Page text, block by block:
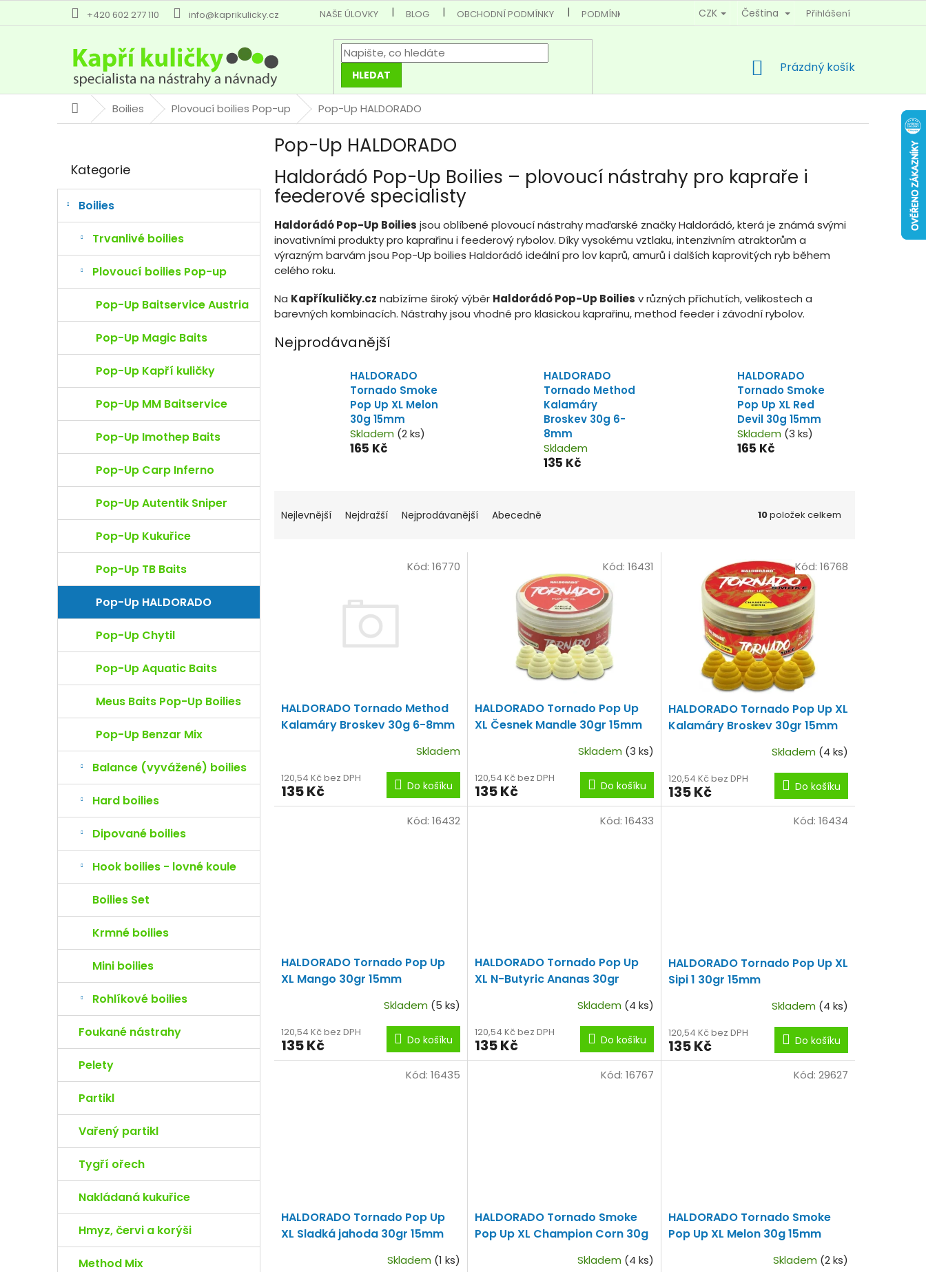
+420 602 277 110 info@kaprikulicky.cz NAŠE ÚLOVKY BLOG OBCHODNÍ PODMÍNKY PODMÍNKY OCHRANY OSOBNÍCH ÚDAJŮ KONTAKTY
CZK Čeština Přihlášení
HLEDAT
NÁKUPNÍ
Prázdný košík
DomůBoilies Plovoucí boilies Pop-up Pop-Up HALDORADO
r
n
í
l
kategorie
Kategorie
Boilies
Trvanlivé boilies
Plovoucí boilies Pop-up
Pop-Up Baitservice Austria
Pop-Up Magic Baits
Pop-Up Kapří kuličky
Pop-Up MM Baitservice
Pop-Up Imothep Baits
Pop-Up Carp Inferno
Pop-Up Autentik Sniper
Pop-Up Kukuřice
Pop-Up TB Baits
Pop-Up HALDORADO
Pop-Up Chytil
Pop-Up Aquatic Baits
Meus Baits Pop-Up Boilies
Pop-Up Benzar Mix
Balance (vyvážené) boilies
Hard boilies
Dipované boilies
Hook boilies - lovné koule
Boilies Set
Krmné boilies
Mini boilies
Rohlíkové boilies
Foukané nástrahy
Pelety
Partikl
Vařený partikl
Tygří ořech
Nakládaná kukuřice
Hmyz, červi a korýši
Method Mix
Pop-Up HALDORADO
Haldorádó Pop-Up Boilies – plovoucí nástrahy pro kapraře i
feederové specialisty
Haldorádó Pop-Up Boilies jsou oblíbené plovoucí nástrahy maďarské značky Haldorádó, která je známá svými
inovativními produkty pro kaprařinu i feederový rybolov. Díky vysokému vztlaku, intenzivním atraktorům a
výrazným barvám jsou Pop-Up boilies Haldorádó ideální pro lov kaprů, amurů i dalších kaprovitých ryb během
celého roku.
Na Kapříkuličky.cz nabízíme široký výběr Haldorádó Pop-Up Boilies v různých příchutích, velikostech a
barevných kombinacích. Nástrahy jsou vhodné pro klasickou kaprařinu, method feeder i závodní rybolov.
Nejprodávanější
HALDORADO
Tornado Smoke
Pop Up XL Melon
30g 15mm
Skladem (2 ks)
165 Kč
HALDORADO
Tornado Method
Kalamáry
Broskev 30g 6-
8mm
Skladem
135 Kč
HALDORADO
Tornado Smoke
Pop Up XL Red
Devil 30g 15mm
Skladem (3 ks)
165 Kč
aNejlevnější Nejdražší Nejprodávanější Abecedně 10položek celkem
HALDORADO Tornado Method
Kalamáry Broskev 30g 6-8mm
Skladem
120,54 Kč bez DPH
135 Kč Do košíku
Kód: 16770
HALDORADO Tornado Pop Up
XL Česnek Mandle 30gr 15mm
Skladem (3 ks)
120,54 Kč bez DPH
135 Kč Do košíku
Kód: 16431
HALDORADO Tornado Pop Up XL
Kalamáry Broskev 30gr 15mm
Skladem (4 ks)
120,54 Kč bez DPH
135 Kč Do košíku
Kód: 16768
HALDORADO Tornado Pop Up
XL Mango 30gr 15mm
Skladem (5 ks)
120,54 Kč bez DPH
135 Kč Do košíku
Kód: 16432
HALDORADO Tornado Pop Up
XL N-Butyric Ananas 30gr
Skladem (4 ks)
120,54 Kč bez DPH
135 Kč Do košíku
Kód: 16433
HALDORADO Tornado Pop Up XL
Sipi 1 30gr 15mm
Skladem (4 ks)
120,54 Kč bez DPH
135 Kč Do košíku
Kód: 16434
HALDORADO Tornado Pop Up
XL Sladká jahoda 30gr 15mm
Skladem (1 ks)
Kód: 16435
HALDORADO Tornado Smoke
Pop Up XL Champion Corn 30g
Skladem (4 ks)
Kód: 16767
HALDORADO Tornado Smoke
Pop Up XL Melon 30g 15mm
Skladem (2 ks)
Kód: 29627